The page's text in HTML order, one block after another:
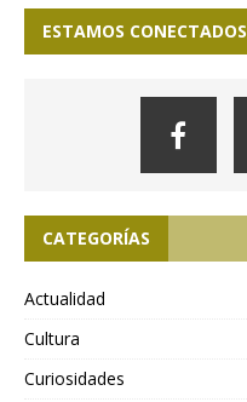
ESTAMOS CONECTADOS
CATEGORÍAS
Actualidad
Cultura
Curiosidades